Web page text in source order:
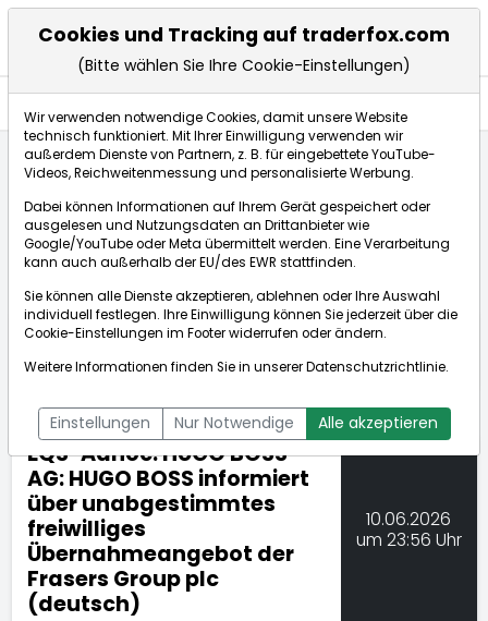
EQS-Adhoc: HUGO BOSS AG: HUGO BOSS informiert übe...
dpa-AFX Compact
ÜBERSICHT DPA-AFX PROFEED
DPA-AFX COMPACT
NEWSBOT
EQS-Adhoc: HUGO BOSS
AG: HUGO BOSS informiert
über unabgestimmtes
freiwilliges
Übernahmeangebot der
Frasers Group plc
(deutsch)
10.06.2026
um 23:56 Uhr
Cookies und Tracking auf traderfox.com
(Bitte wählen Sie Ihre Cookie-Einstellungen)
Wir verwenden notwendige Cookies, damit unsere Website
technisch funktioniert. Mit Ihrer Einwilligung verwenden wir
außerdem Dienste von Partnern, z. B. für eingebettete YouTube-
Videos, Reichweitenmessung und personalisierte Werbung.
Dabei können Informationen auf Ihrem Gerät gespeichert oder
ausgelesen und Nutzungsdaten an Drittanbieter wie
Google/YouTube oder Meta übermittelt werden. Eine Verarbeitung
kann auch außerhalb der EU/des EWR stattfinden.
Sie können alle Dienste akzeptieren, ablehnen oder Ihre Auswahl
individuell festlegen. Ihre Einwilligung können Sie jederzeit über die
Cookie-Einstellungen im Footer widerrufen oder ändern.
Weitere Informationen finden Sie in unsererDatenschutzrichtlinie.
Einstellungen Nur Notwendige Alle akzeptieren